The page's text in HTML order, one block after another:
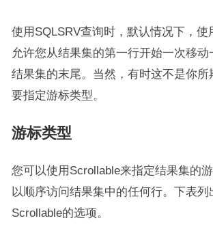
使用SQLSRV查询时，默认情况下，使
允许您从结果集的第一行开始一次移动
结果集的末尾。当然，有时这不是你所
要指定游标类型。
游标类型
您可以使用Scrollable来指定结果集的
以顺序访问结果集中的任何行。下表列
Scrollable的选项。